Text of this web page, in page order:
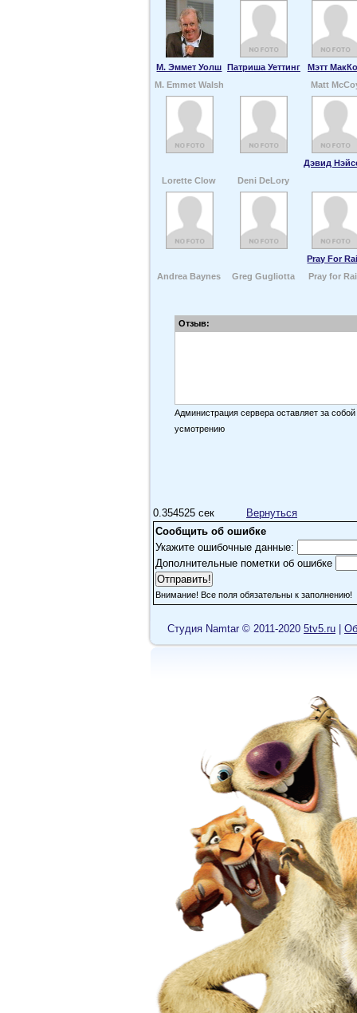
М. Эммет Уолш Патриша Уеттинг
Мэтт
M. Emmet Walsh
Matt
Дэвид
Lorette Clow
Deni DeLory
Pray For
Andrea Baynes
Greg Gugliotta Pray for
Отзыв:
Администрация сервера оставляет за
усмотрению
0.354525 сек
Вернуться
Сообщить об ошибке
Укажите ошибочные данные:
Дополнительные пометки об ошибке
Внимание! Все поля обязательны к заполнению!
Cтудия Namtar © 2011-2020 5tv5.ru